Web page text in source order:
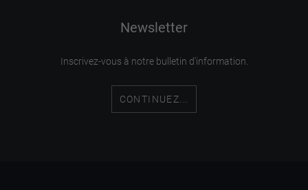
Newsletter
Inscrivez-vous à notre bulletin d'information.
CONTINUEZ...